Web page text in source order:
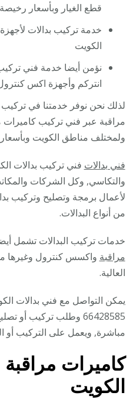
قطع الغيار وبأسعار رخيصة
خدمة تركيب بدالات
الكويت
نؤمن أيضا خدمة فني
انتركم وأجهزة اكس
لذلك نحن نوفر خدمتنا في تركيب
مراقبة عبر فني تركيب كاميرات
ولمختلف مناطق الكويت
فني بدالات فني تركيب بدالات
والتكاسي, وكل الشركات
لأعمال برمجة وتصليح وتركيب
من أنواع البدالات.
خدمات تركيب البدالات تشمل
مراقبة واكسس كنترول وغيرها
العالية.
يمكن التواصل مع فني بدالات
66428585 وطلب تركيب
مباشرة, ويعمل على التركيب أو
كاميرات
الكويت